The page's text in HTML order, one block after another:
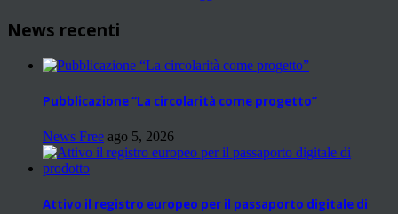
News recenti
Pubblicazione “La circolarità come progetto”
News Free ago 5, 2026
Attivo il registro europeo per il passaporto digitale di